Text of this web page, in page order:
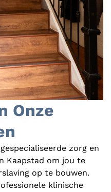
Onze
zorg en
Kaapstad om jou te
op te bouwen.
klinische